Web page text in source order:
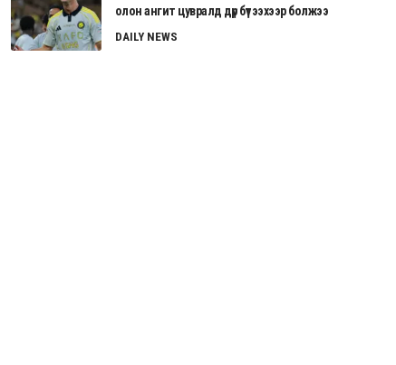
олон ангит цувралд дүр бүтээхээр болжээ
DAILY NEWS